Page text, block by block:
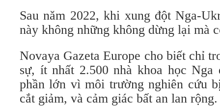
Sau năm 2022, khi xung đột Nga-
này không những không dừng lại mà
Novaya Gazeta Europe cho biết chỉ
sự, ít nhất 2.500 nhà khoa học
phần lớn vì môi trường nghiên cứu
cắt giảm, và cảm giác bất an lan rộng.